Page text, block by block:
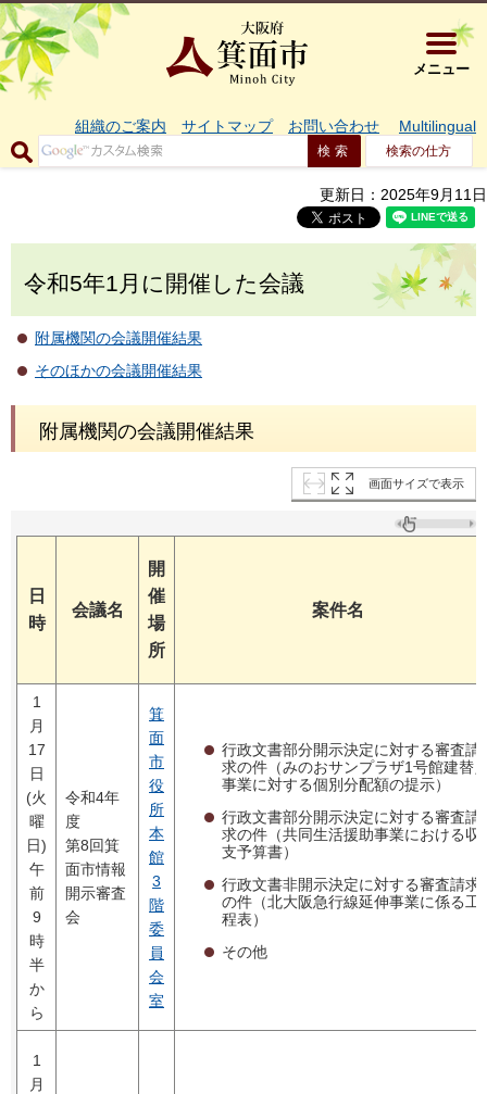
大阪府箕
メニュー
組織のご案内 サイトマップ お問い合わせ Multilingual
検索の仕方
更新日：2025年9月11日
令和5年1月に開催した会議
附属機関の会議開催結果
そのほかの会議開催結果
附属機関の会議開催結果
画面サイズで表示
日
時
会議名
開
催
場
所
案件名
1
月
17
日
(火
曜
日)
午
前
9
時
半
か
ら
令和4年
度
第8回箕
面市情報
開示審査
会
箕
面
市
役
所
本
館
3
階
委
員
会
室
行政文書部分開示決定に対する審査請
求の件（みのおサンプラザ1号館建替
事業に対する個別分配額の提示）
行政文書部分開示決定に対する審査請
求の件（共同生活援助事業における収
支予算書）
行政文書非開示決定に対する審査請求
の件（北大阪急行線延伸事業に係る工
程表）
その他
1
月